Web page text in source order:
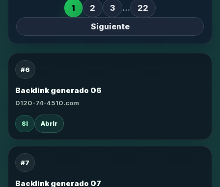
1
2 3 …
22
Siguiente
#6
Backlink generado 06
0120-74-4510.com
SI Abrir
#7
Backlink generado 07